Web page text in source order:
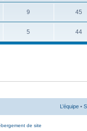
9 45
5 44
L’équipe •
de site